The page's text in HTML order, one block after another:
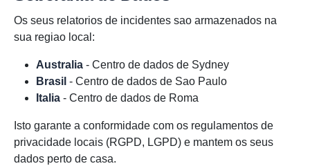
Os seus relatorios de incidentes sao armazenados na
sua regiao local:
Australia - Centro de dados de Sydney
Brasil - Centro de dados de Sao Paulo
Italia - Centro de dados de Roma
Isto garante a conformidade com os regulamentos de
privacidade locais (RGPD, LGPD) e mantem os seus
dados perto de casa.